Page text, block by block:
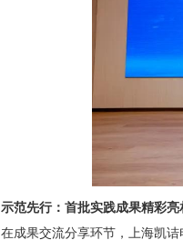
示范先行：首批实践成果精彩
在成果交流分享环节，上海凯